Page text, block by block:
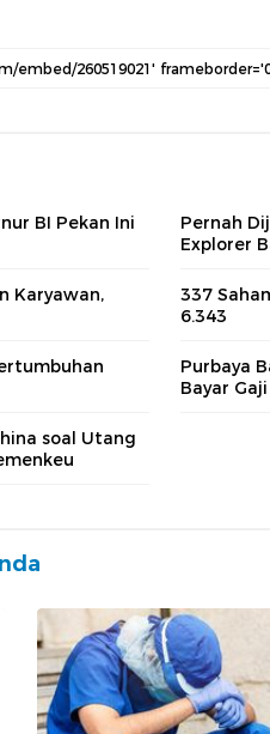
BI Pekan Ini
Pernah
Explorer
Karyawan,
337
6.343
Purbaya
Bayar Gaji
soal Utang